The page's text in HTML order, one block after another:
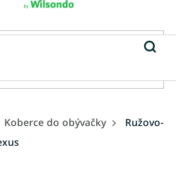
Koberce do obývačky
Ružovo-